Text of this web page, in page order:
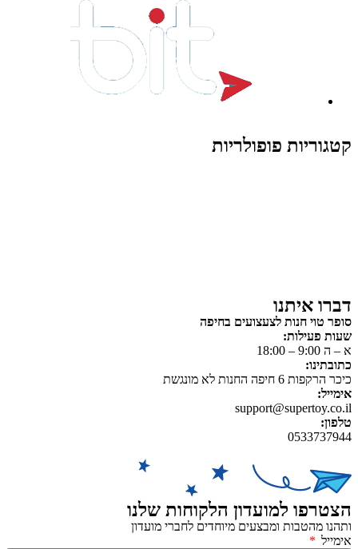
קטגוריות פופולריות
דברו איתנו
סופר טוי חנות לצעצועים בחיפה
שעות פעילות:
א – ה 9:00 – 18:00
כתובתינו:
כיכר הרקפות 6 חיפה החנות לא מונגשת
אימייל:
support@supertoy.co.il
טלפון:
0533737944
הצטרפו למועדון הלקוחות שלנו
ותהנו מהטבות ומבצעים מיוחדים לחברי מועדון
אימייל